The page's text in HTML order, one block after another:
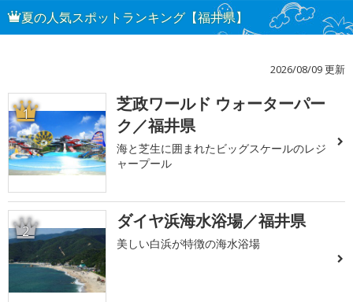
夏の人気スポットランキング【福井県】
2026/08/09 更新
1
芝政ワールド ウォーターパー
ク／福井県
海と芝生に囲まれたビッグスケールのレジ
ャープール
2 ダイヤ浜海水浴場／福井県
美しい白浜が特徴の海水浴場